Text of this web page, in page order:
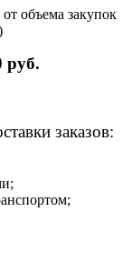
объема закупок
руб.
заказов: